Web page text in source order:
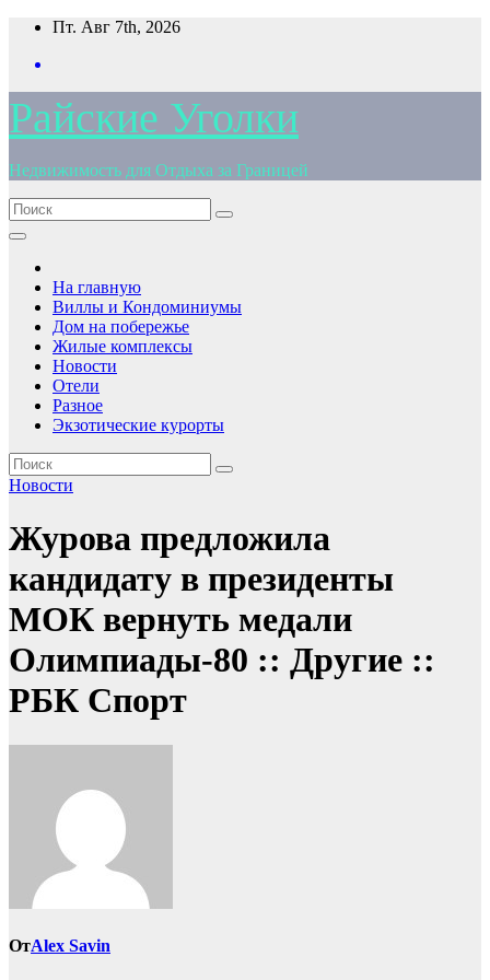
Перейти
содержимому
Пт. Авг 7th, 2026
Райские Уголки
Недвижимость для Отдыха за Границей
На главную
Виллы и Кондоминиумы
Дом на побережье
Жилые комплексы
Новости
Отели
Разное
Экзотические курорты
Новости
Журова предложила
кандидату в президенты
МОК вернуть медали
Олимпиады-80 :: Другие ::
РБК Спорт
ОтAlex Savin